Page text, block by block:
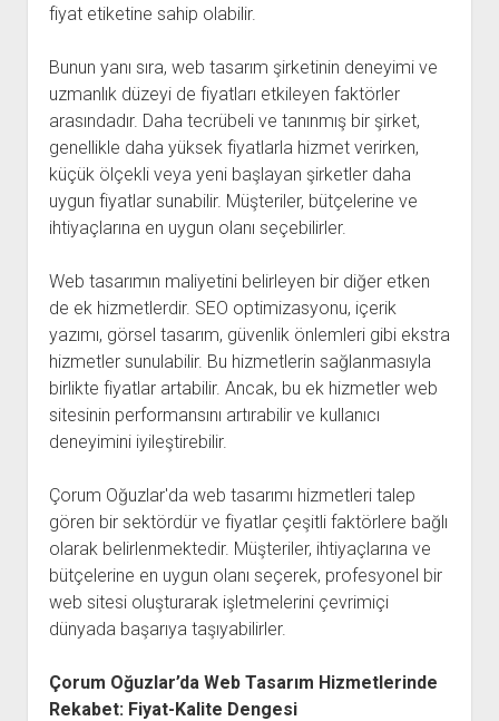
fiyat etiketine sahip olabilir.
Bunun yanı sıra, web tasarım şirketinin deneyimi ve
uzmanlık düzeyi de fiyatları etkileyen faktörler
arasındadır. Daha tecrübeli ve tanınmış bir şirket,
genellikle daha yüksek fiyatlarla hizmet verirken,
küçük ölçekli veya yeni başlayan şirketler daha
uygun fiyatlar sunabilir. Müşteriler, bütçelerine ve
ihtiyaçlarına en uygun olanı seçebilirler.
Web tasarımın maliyetini belirleyen bir diğer etken
de ek hizmetlerdir. SEO optimizasyonu, içerik
yazımı, görsel tasarım, güvenlik önlemleri gibi ekstra
hizmetler sunulabilir. Bu hizmetlerin sağlanmasıyla
birlikte fiyatlar artabilir. Ancak, bu ek hizmetler web
sitesinin performansını artırabilir ve kullanıcı
deneyimini iyileştirebilir.
Çorum Oğuzlar'da web tasarımı hizmetleri talep
gören bir sektördür ve fiyatlar çeşitli faktörlere bağlı
olarak belirlenmektedir. Müşteriler, ihtiyaçlarına ve
bütçelerine en uygun olanı seçerek, profesyonel bir
web sitesi oluşturarak işletmelerini çevrimiçi
dünyada başarıya taşıyabilirler.
Çorum Oğuzlar’da Web Tasarım Hizmetlerinde
Rekabet: Fiyat-Kalite Dengesi